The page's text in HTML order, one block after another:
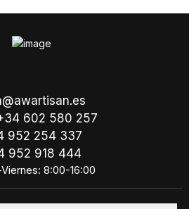
602 580 257
952 254 337
952 918 444
8:00-16:00